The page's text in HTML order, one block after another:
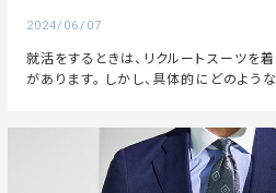
2024/06/07
就活をするときは、リクルートスーツを
があります。 しかし、具体的にどのよう